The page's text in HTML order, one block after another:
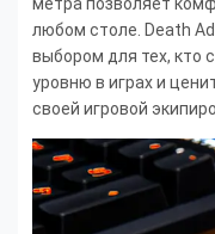
любом столе. Death
выбором для тех, кто
уровню в играх и
своей игровой